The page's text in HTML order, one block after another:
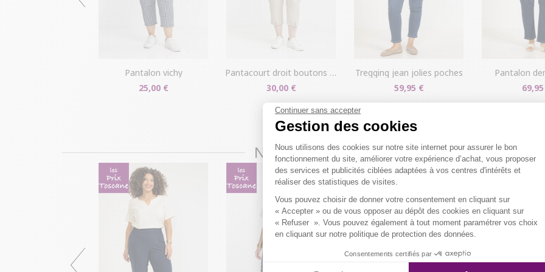
Continuer sans accepter
Gestion des cookies
Plateforme de Gestion du
Nous utilisons des cookies sur notre site internet pour assurer le bon
fonctionnement du site, améliorer votre expérience d’achat, vous proposer
des services et publicités ciblées adaptées à vos centres d'intérêts et
réaliser des statistiques de visites.
Vous pouvez choisir de donner votre consentement en cliquant sur
« Accepter » ou de vous opposer au dépôt des cookies en cliquant sur
« Refuser ». Vous pouvez également à tout moment paramétrer vos choix
en cliquant sur notre politique de protection des données.
Consentements certifiés par
Problème de
produit en
dans votre
pantalon vichy
25,00 €
pantacourt droit boutons fleurs
30,00 €
tregging jean jolies poches
59,95 €
pantalon
NOS AUTRES CLIENTS ONT ÉGALEMENT